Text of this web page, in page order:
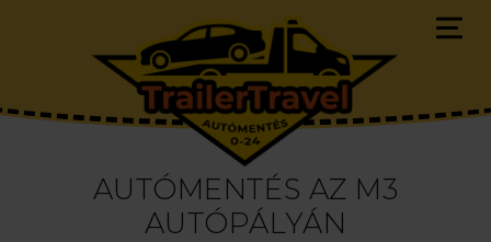
AUTÓMENTÉS AZ M3
AUTÓPÁLYÁN